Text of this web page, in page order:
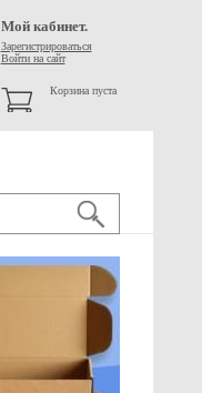
Мой кабинет.
Зарегистрироваться
Войти на сайт
Корзина пуста